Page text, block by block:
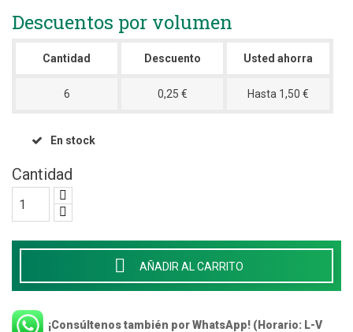
Descuentos por volumen
Cantidad Descuento Usted ahorra
6 0,25 € Hasta 1,50 €
En stock
Cantidad
 AÑADIR AL CARRITO
¡Consúltenos también por WhatsApp! (Horario: L-V